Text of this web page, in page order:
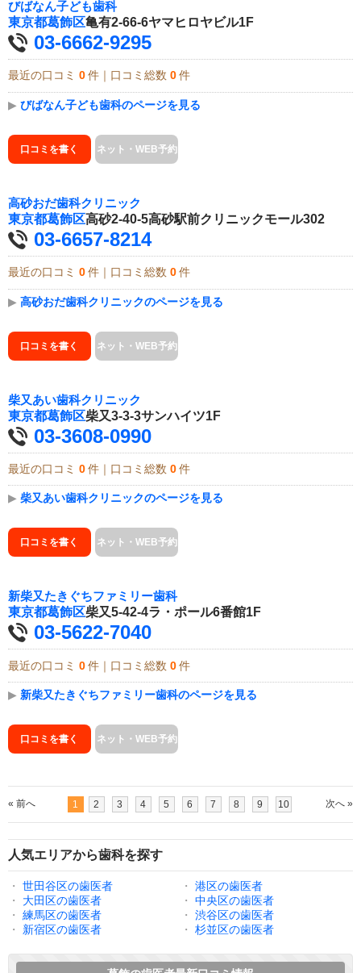
びばなん子ども歯科
東京都葛飾区亀有2-66-6ヤマヒロヤビル1F
03-6662-9295
最近の口コミ 0 件｜口コミ総数 0 件
▶ びばなん子ども歯科のページを見る
口コミを書く ネット・WEB予約
高砂おだ歯科クリニック
東京都葛飾区高砂2-40-5高砂駅前クリニックモール302
03-6657-8214
最近の口コミ 0 件｜口コミ総数 0 件
▶ 高砂おだ歯科クリニックのページを見る
口コミを書く ネット・WEB予約
柴又あい歯科クリニック
東京都葛飾区柴又3-3-3サンハイツ1F
03-3608-0990
最近の口コミ 0 件｜口コミ総数 0 件
▶ 柴又あい歯科クリニックのページを見る
口コミを書く ネット・WEB予約
新柴又たきぐちファミリー歯科
東京都葛飾区柴又5-42-4ラ・ポール6番館1F
03-5622-7040
最近の口コミ 0 件｜口コミ総数 0 件
▶ 新柴又たきぐちファミリー歯科のページを見る
口コミを書く ネット・WEB予約
« 前へ 1 2 3 4 5 6 7 8 9 10 次へ »
人気エリアから歯科を探す
・ 世田谷区の歯医者 ・
港区の歯医者
・
大田区の歯医者 ・
中央区の歯医者
・
練馬区の歯医者 ・
渋谷区の歯医者
・
新宿区の歯医者 ・ 杉並区の歯医者